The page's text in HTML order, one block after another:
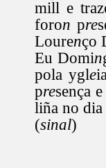
mill e
foron pre
Lourenço
Eu Domin
pola ygle
presença
liña no dia
(sinal)